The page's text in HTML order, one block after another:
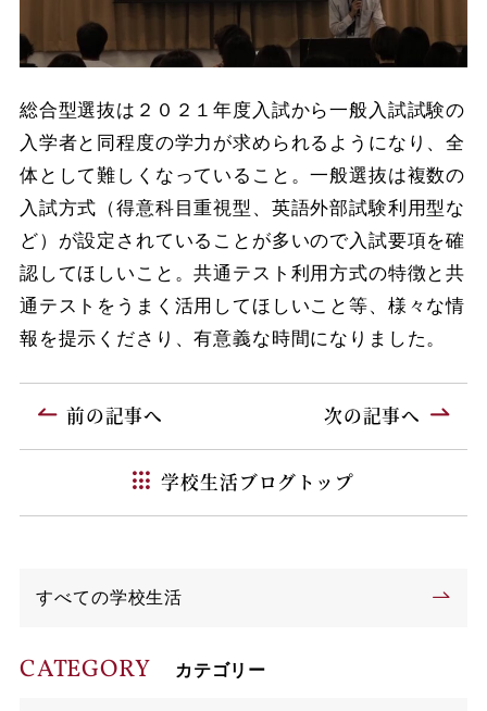
総合型選抜は２０２１年度入試から一般入試試験の
入学者と同程度の学力が求められるようになり、全
体として難しくなっていること。一般選抜は複数の
入試方式（得意科目重視型、英語外部試験利用型な
ど）が設定されていることが多いので入試要項を確
認してほしいこと。共通テスト利用方式の特徴と共
通テストをうまく活用してほしいこと等、様々な情
報を提示くださり、有意義な時間になりました。
前の記事へ
学校生活ブログトップ
次の記事へ
すべての学校生活
CATEGORY カテゴリー